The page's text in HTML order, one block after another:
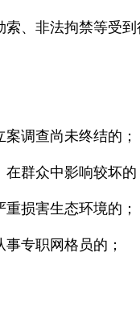
、非法拘禁等受
调查尚未终结的；
群众中影响较坏的
损害生态环境的；
专职网格员的；